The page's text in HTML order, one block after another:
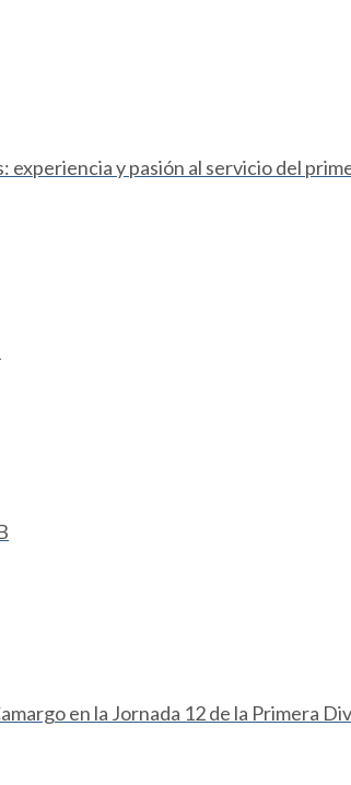
experiencia y pasión al servicio del
en la Jornada 12 de la Primera